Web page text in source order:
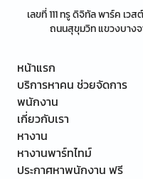
เลขที่ 111 ทรู ดิจิทัล พาร์ค เว
ถนนสุขุมวิท แขวงบางจ
หน้าแรก
บริการหาคน ช่วยจัดการ
พนักงาน
เกี่ยวกับเรา
หางาน
หางานพาร์ทไทม์
ประกาศหาพนักงาน ฟรี